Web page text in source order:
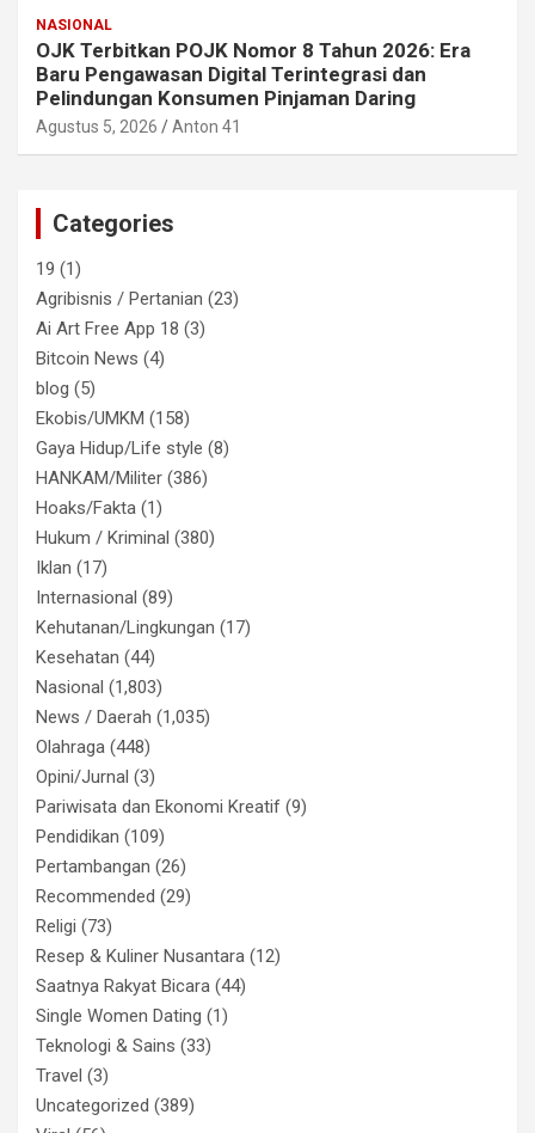
NASIONAL
OJK Terbitkan POJK Nomor 8 Tahun 2026: Era
Baru Pengawasan Digital Terintegrasi dan
Pelindungan Konsumen Pinjaman Daring
Agustus 5, 2026 Anton 41
Categories
19 (1)
Agribisnis / Pertanian (23)
Ai Art Free App 18 (3)
Bitcoin News (4)
blog (5)
Ekobis/UMKM (158)
Gaya Hidup/Life style (8)
HANKAM/Militer (386)
Hoaks/Fakta (1)
Hukum / Kriminal (380)
Iklan (17)
Internasional (89)
Kehutanan/Lingkungan (17)
Kesehatan (44)
Nasional (1,803)
News / Daerah (1,035)
Olahraga (448)
Opini/Jurnal (3)
Pariwisata dan Ekonomi Kreatif (9)
Pendidikan (109)
Pertambangan (26)
Recommended (29)
Religi (73)
Resep & Kuliner Nusantara (12)
Saatnya Rakyat Bicara (44)
Single Women Dating (1)
Teknologi & Sains (33)
Travel (3)
Uncategorized (389)